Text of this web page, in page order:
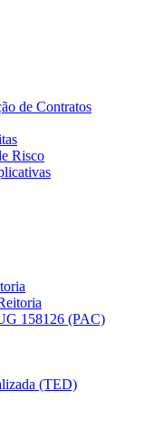
de Contratos
Risco
158126 (PAC)
(TED)